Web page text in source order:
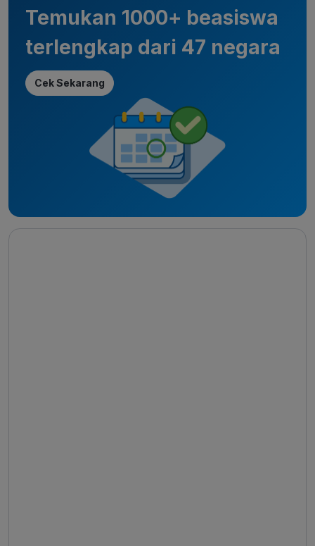
Temukan 1000+ beasiswa
terlengkap dari 47 negara
Cek Sekarang